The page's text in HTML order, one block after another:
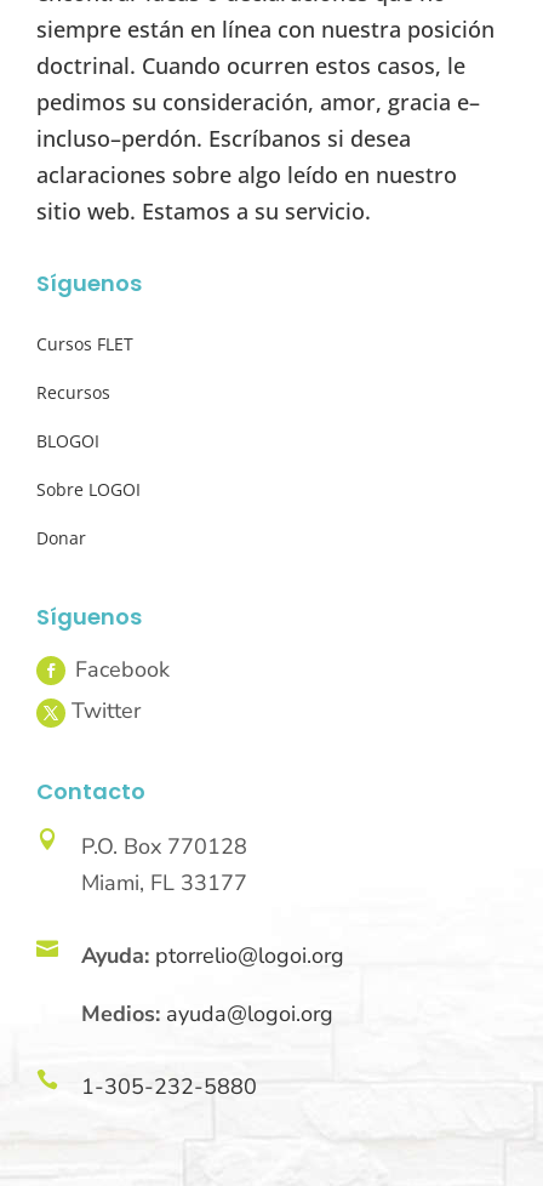
siempre están en línea con nuestra posición
doctrinal. Cuando ocurren estos casos, le
pedimos su consideración, amor, gracia e–
incluso–perdón. Escríbanos si desea
aclaraciones sobre algo leído en nuestro
sitio web. Estamos a su servicio.
Síguenos
Cursos FLET
Recursos
BLOGOI
Sobre LOGOI
Donar
Síguenos
Contacto

P.O. Box 770128
Miami, FL 33177
 Ayuda: ptorrelio@logoi.org
Medios: ayuda@logoi.org
 1-305-232-5880